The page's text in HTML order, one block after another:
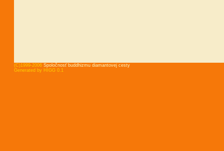
(C)1999-2006 Spoločnosť buddhizmu diamantovej cesty
Generated by HIGG 0.1